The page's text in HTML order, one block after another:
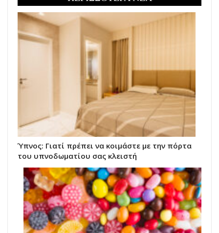
Ύπνος: Γιατί πρέπει να κοιμάστε με την πόρτα
του υπνοδωματίου σας κλειστή